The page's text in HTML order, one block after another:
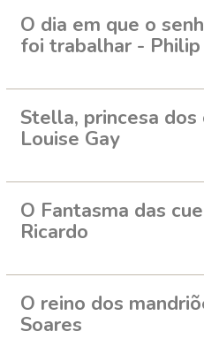
O dia em que o
foi trabalhar - Philip
Stella, princesa dos
Louise Gay
O Fantasma das
Ricardo
O reino dos
Soares